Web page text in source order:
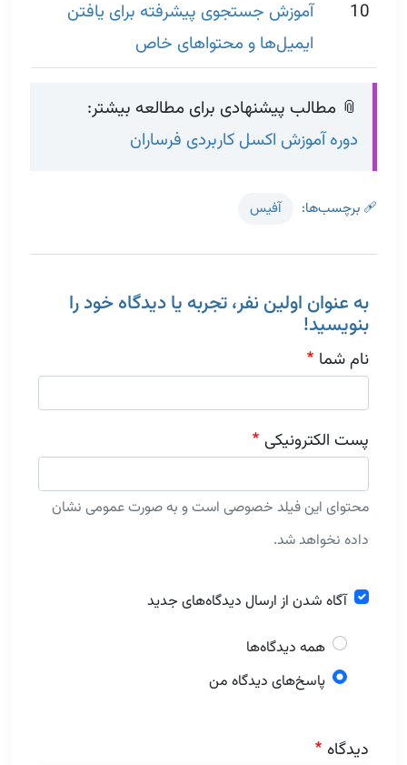
10
آموزش جستجوی پیشرفته برای یافتن
ایمیل‌ها و محتواهای خاص
📎 مطالب پیشنهادی برای مطالعه بیشتر:
دوره آموزش اکسل کاربردی فرساران
🩹 برچسب‌ها آفیس
به عنوان اولین نفر، تجربه یا دیدگاه خود را
بنویسید!
نام شما
پست الکترونیکی
محتوای این فیلد خصوصی است و به صورت عمومی نشان
داده نخواهد شد.
آگاه شدن از ارسال دیدگاه‌های جدید
همه دیدگاه‌ها
پاسخ‌های دیدگاه من
دیدگاه